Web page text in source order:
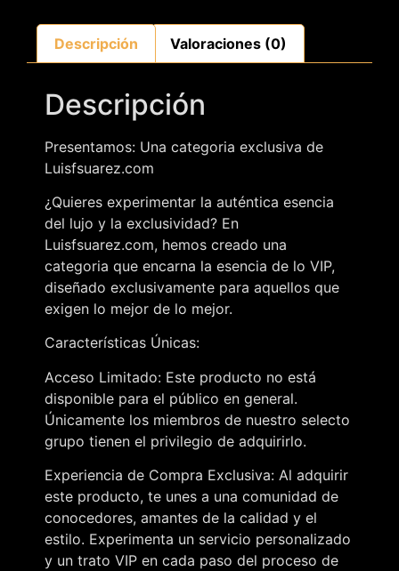
Descripción Valoraciones (0)
Descripción
Presentamos: Una categoria exclusiva de
Luisfsuarez.com
¿Quieres experimentar la auténtica esencia
del lujo y la exclusividad? En
Luisfsuarez.com, hemos creado una
categoria que encarna la esencia de lo VIP,
diseñado exclusivamente para aquellos que
exigen lo mejor de lo mejor.
Características Únicas:
Acceso Limitado: Este producto no está
disponible para el público en general.
Únicamente los miembros de nuestro selecto
grupo tienen el privilegio de adquirirlo.
Experiencia de Compra Exclusiva: Al adquirir
este producto, te unes a una comunidad de
conocedores, amantes de la calidad y el
estilo. Experimenta un servicio personalizado
y un trato VIP en cada paso del proceso de